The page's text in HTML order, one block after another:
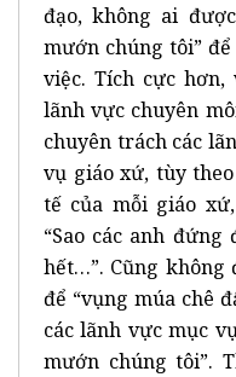
đạo, không ai
mướn chúng tôi”
việc. Tích cực
lãnh vực chuyên
chuyên trách các
vụ giáo xứ, tùy
tế của mỗi giáo
“Sao các anh
hết…”. Cũng không
để “vụng múa chê
các lãnh vực mục
mướn chúng tôi”.